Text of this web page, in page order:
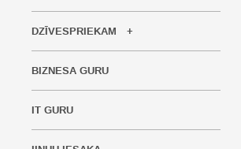
DZĪVESPRIEKAM
BIZNESA GURU
IT GURU